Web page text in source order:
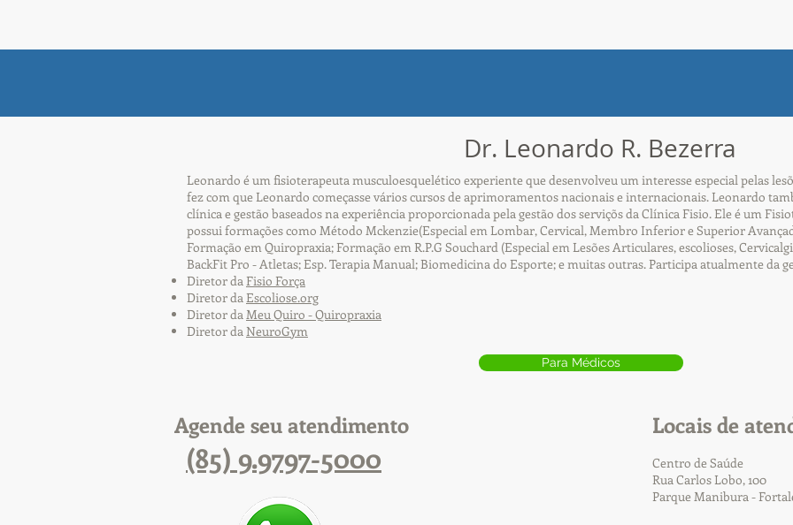
Dr. Leonardo R. Bezerra
Leonardo é um fisioterapeuta musculoesquelético experiente que desenvolveu um interesse especial pelas
fez com que Leonardo começasse vários cursos de aprimoramentos nacionais e internacionais. Leonardo
clínica e gestão baseados na experiência proporcionada pela gestão dos serviçõs da Clínica Fisio. Ele é um
possui formações como Método Mckenzie(Especial em Lombar, Cervical, Membro Inferior e Superior
Formação em Quiropraxia; Formação em R.P.G Souchard (Especial em Lesões Articulares, escolioses,
BackFit Pro - Atletas; Esp. Terapia Manual; Biomedicina do Esporte; e muitas outras. Participa atualmente da
Diretor daFisio Força
Diretor daEscoliose.org
Diretor daMeu Quiro - Quiropraxia
Diretor daNeuroGym
Para Médicos
Agende seu atendimento
(85) 9.9797-5000
Locais de
Centro de Saúde
Rua Carlos Lobo, 100
Parque Manibura -